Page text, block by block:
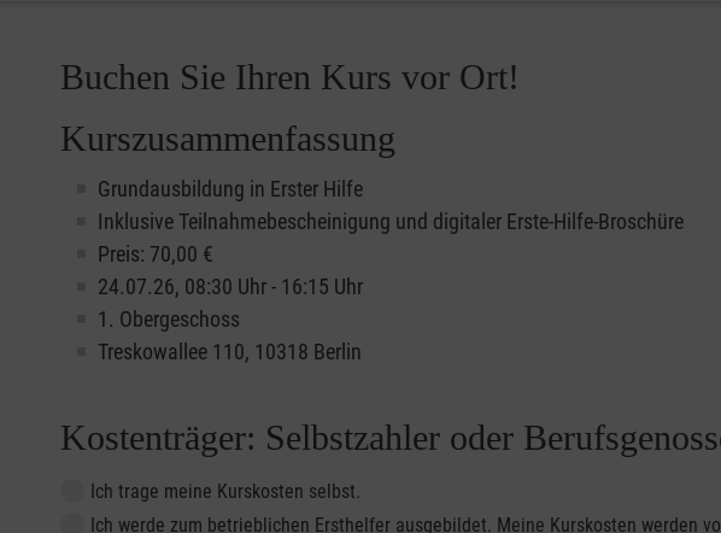
Buchen Sie Ihren Kurs vor Ort!
Kurszusammenfassung
Grundausbildung in Erster Hilfe
Inklusive Teilnahmebescheinigung und digitaler Erste-Hilfe-Broschüre
Preis: 70,00 €
24.07.26, 08:30 Uhr - 16:15 Uhr
1. Obergeschoss
Treskowallee 110, 10318 Berlin
Kostenträger: Selbstzahler oder
Ich trage meine Kurskosten selbst.
Ich werde zum betrieblichen Ersthelfer ausgebildet. Meine Kurskosten werden